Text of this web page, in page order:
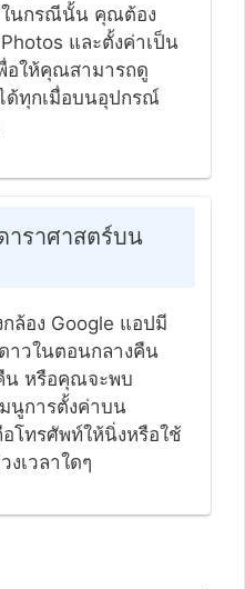
ในกรณีนั้น คุณต้อง
และตั้งค่าเป็น
อให้คุณสามารถดู
ด้ทุกเมื่อบนอุปกรณ์
าราศาสตร์บน
ล้อง Google แอปมี
าวในตอนกลางคืน
น หรือคุณจะพบ
นูการตั้งค่าบน
โทรศัพท์ให้นิ่งหรือใช้
งเวลาใดๆ